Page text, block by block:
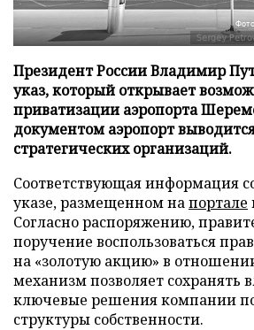
Президент России Владимир
указ, который открывает
приватизации аэропорта
документом аэропорт
стратегических организаций.
Соответствующая информация
указе, размещенном напортале
Согласно распоряжению,
поручение воспользоваться
на «золотую акцию» в
механизм позволяет сохранять
ключевые решения компании
структуры собственности.